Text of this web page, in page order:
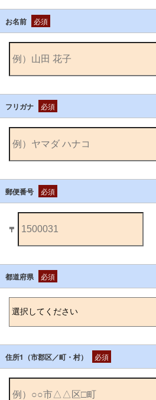
お名前 必須
フリガナ 必須
郵便番号 必須
〒
都道府県 必須
住所1（市郡区／町・村） 必須